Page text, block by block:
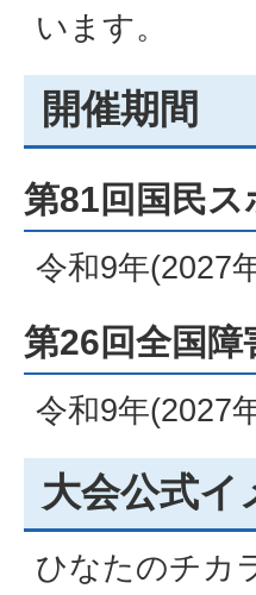
います。
開催期間
第81回国民ス
令和9年(2027
第26回全国
令和9年(2027
大会公式イ
ひなたのチカ